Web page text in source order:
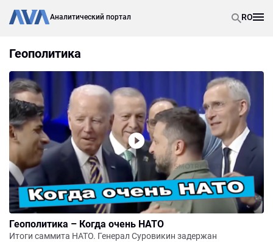
Аналитический портал RO
Геополитика
Геополитика – Когда очень НАТО
Итоги саммита НАТО. Генерал Суровикин задержан